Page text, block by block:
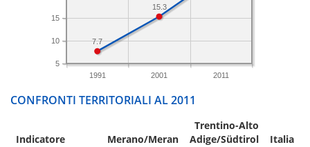
1991 2001 2011
5
10
15
15.3
7.7
CONFRONTI TERRITORIALI AL 2011
Indicatore Merano/Meran
Trentino-Alto
Adige/Südtirol
Italia